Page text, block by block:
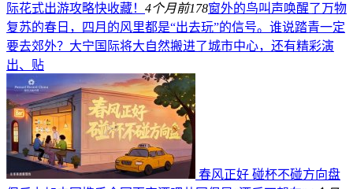
际花式出游攻略快收藏！ 4个月前178窗外的鸟叫声唤醒了万物
复苏的春日，四月的风里都是“出去玩”的信号。谁说踏青一定
要去郊外？大宁国际将大自然搬进了城市中心，还有精彩演
出、贴
春风正好 碰杯不碰方向盘